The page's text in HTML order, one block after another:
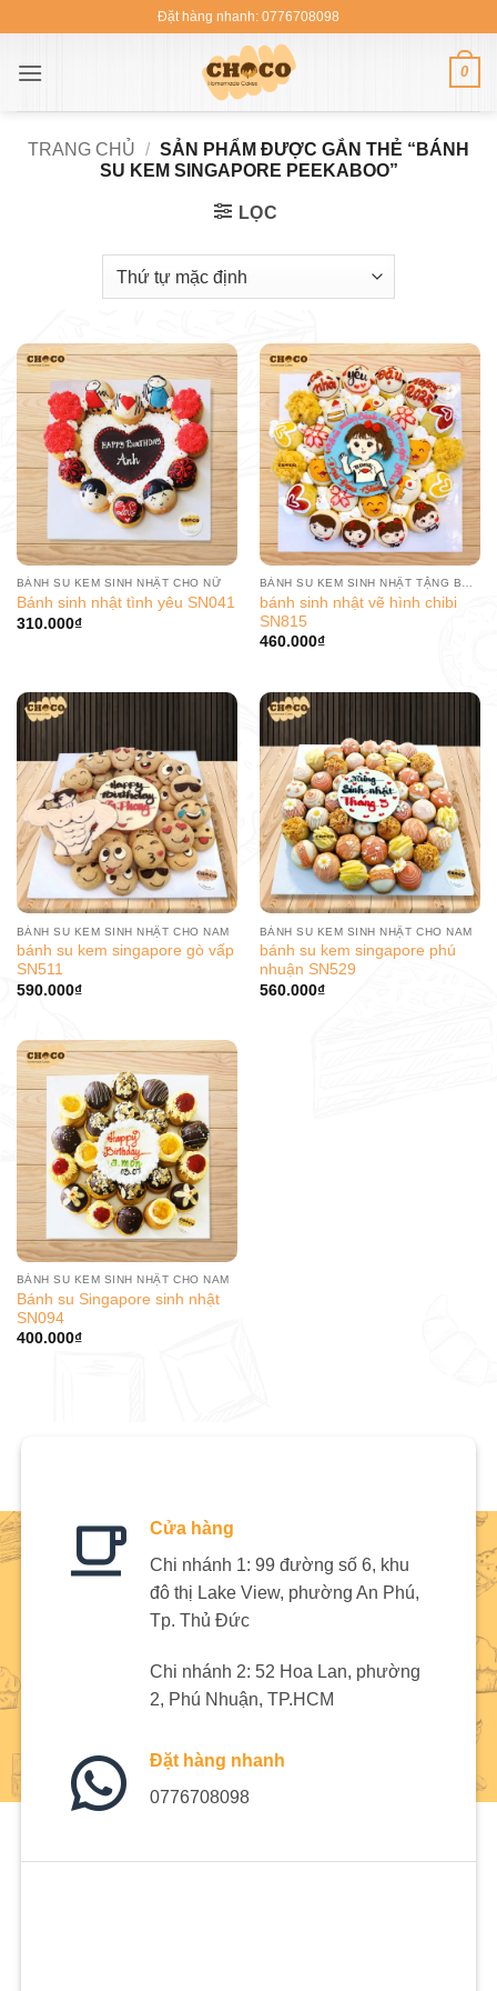
nội
Đặt hàng nhanh: 0776708098
0
TRANG CHỦ / SẢN PHẨM ĐƯỢC GẮN THẺ “BÁNH
SU KEM SINGAPORE PEEKABOO”
LỌC
BÁNH SU KEM SINH NHẬT CHO NỮ
Bánh sinh nhật tình yêu SN041
310.000₫
bánh sinh nhật vẽ hình chibi
SN815
460.000₫
BÁNH SU KEM SINH NHẬT CHO NAM
bánh su kem singapore gò vấp
SN511
590.000₫
BÁNH SU KEM SINH NHẬT CHO NAM
bánh su kem singapore phú
nhuận SN529
560.000₫
BÁNH SU KEM SINH NHẬT CHO NAM
Bánh su Singapore sinh nhật
SN094
400.000₫
Cửa hàng
Chi nhánh 1: 99 đường số 6, khu
đô thị Lake View, phường An Phú,
Tp. Thủ Đức
Chi nhánh 2: 52 Hoa Lan, phường
2, Phú Nhuận, TP.HCM
Đặt hàng nhanh
0776708098